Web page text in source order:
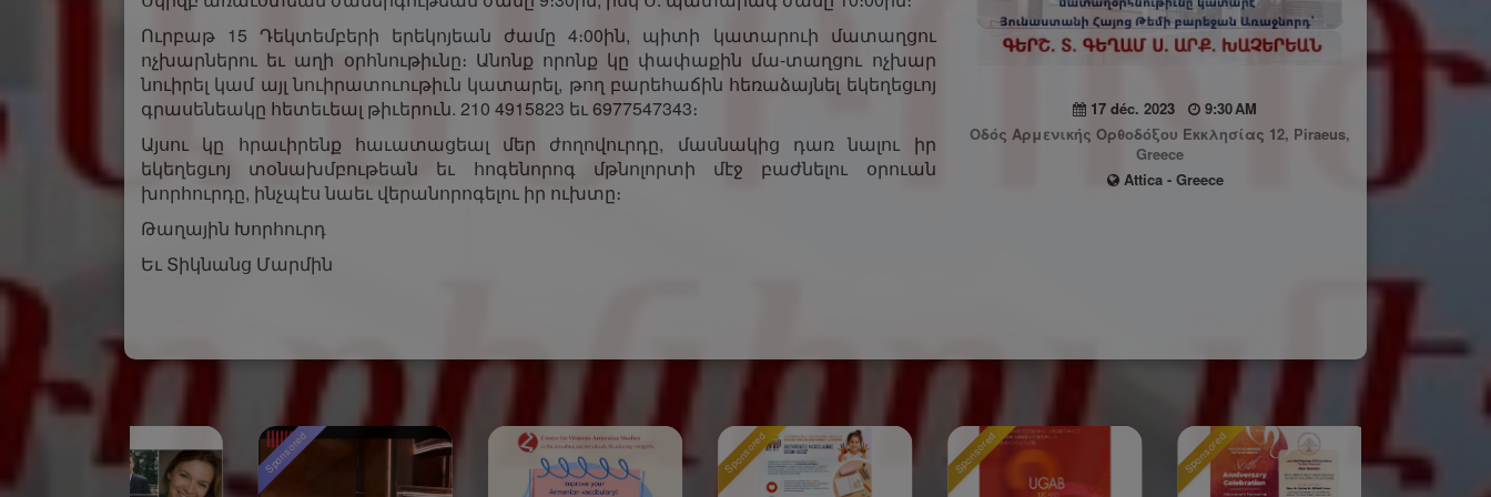
17 déc. 2023
9:30 AM
Οδός Αρμενικής Ορθοδόξου Εκκλησίας 12, Piraeus,
Greece
Attica - Greece
Ուրբաթ 15 Դեկտեմբերի երեկոյեան ժամը 4։00­ին, պիտի կատարուի մատաղցու
ոչխարներու եւ աղի օրհնութիւնը։ Անոնք որոնք կը փափաքին մա-տաղցու ոչխար
նուիրել կամ այլ նուիրատուութիւն կատարել, թող բարեհաճին հեռաձայնել եկեղեցւոյ
գրասենեակը հետեւեալ թիւերուն.­ 210 4915823 եւ 6977547343։
Այսու կը հրաւիրենք հաւատացեալ մեր ժողովուրդը, մասնակից դառ­ նալու իր
եկեղեցւոյ տօնախմբութեան եւ հոգենորոգ մթնոլորտի մէջ բաժնելու օրուան
խորհուրդը, ինչպէս նաեւ վերանորոգելու իր ուխտը։
​​​​​​​Թաղային Խորհուրդ
​​​Եւ Տիկնանց Մարմին
Sponsored Sponsored Sponsored Sponsored
Sponsored